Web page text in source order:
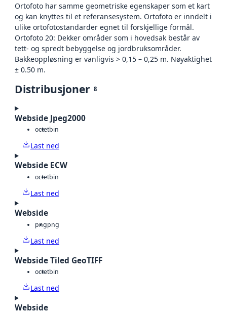
Ortofoto har samme geometriske egenskaper som et kart
og kan knyttes til et referansesystem. Ortofoto er inndelt i
ulike ortofotostandarder egnet til forskjellige formål.
Ortofoto 20: Dekker områder som i hovedsak består av
tett- og spredt bebyggelse og jordbruksområder.
Bakkeoppløsning er vanligvis > 0,15 – 0,25 m. Nøyaktighet
± 0.50 m.
Distribusjoner 8
Webside Jpeg2000
octetbin
Last ned
Webside ECW
octetbin
Last ned
Webside
pngpng
Last ned
Webside Tiled GeoTIFF
octetbin
Last ned
Webside